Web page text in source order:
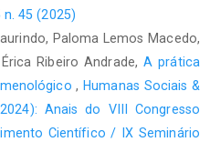
n. 45 (2025)
Paloma Lemos Macedo,
Ribeiro Andrade,A prática
, Humanas Sociais &
Anais do VIII Congresso
Científico / IX Seminário